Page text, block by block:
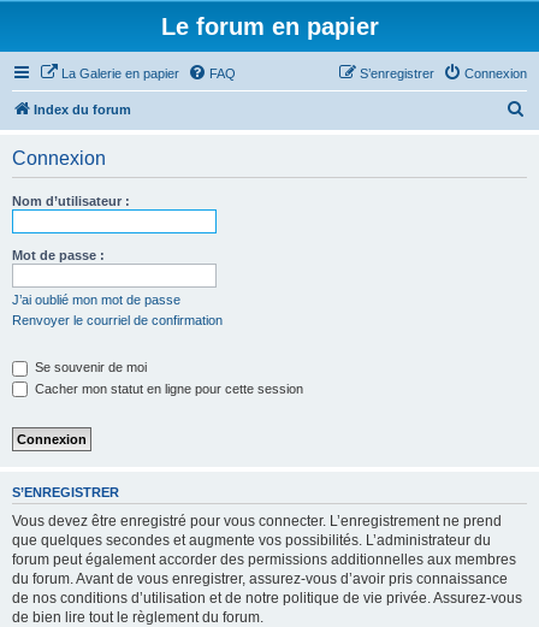
Le forum en papier
La Galerie en papier FAQ Connexion
S’enregistrer
Index du forum
Connexion
Nom d’utilisateur :
Mot de passe :
J’ai oublié mon mot de passe
Renvoyer le courriel de confirmation
Se souvenir de moi
Cacher mon statut en ligne pour cette session
S’ENREGISTRER
Vous devez être enregistré pour vous connecter. L’enregistrement ne prend
que quelques secondes et augmente vos possibilités. L’administrateur du
forum peut également accorder des permissions additionnelles aux membres
du forum. Avant de vous enregistrer, assurez-vous d’avoir pris connaissance
de nos conditions d’utilisation et de notre politique de vie privée. Assurez-vous
de bien lire tout le règlement du forum.